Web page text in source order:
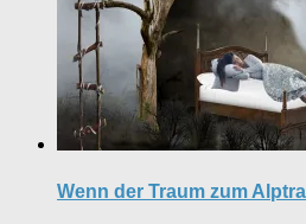
Wenn der Traum zum